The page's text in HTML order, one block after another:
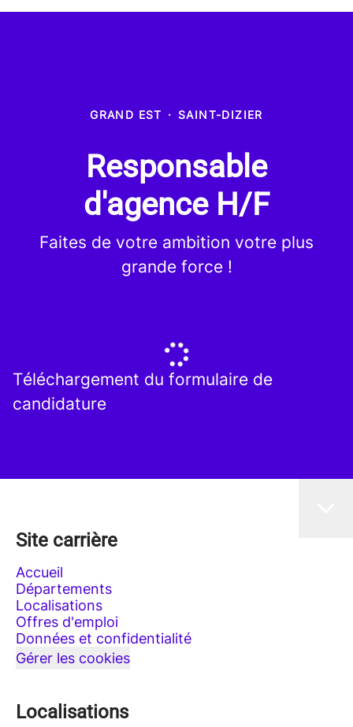
GRAND EST · SAINT-DIZIER
Responsable
d'agence H/F
Faites de votre ambition votre plus
grande force !
Téléchargement du formulaire de
candidature
Site carrière
Accueil
Départements
Localisations
Offres d'emploi
Données et confidentialité
Gérer les cookies
Localisations